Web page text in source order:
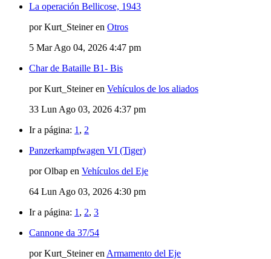
La operación Bellicose, 1943
por Kurt_Steiner en Otros
5 Mar Ago 04, 2026 4:47 pm
Char de Bataille B1- Bis
por Kurt_Steiner en Vehículos de los aliados
33 Lun Ago 03, 2026 4:37 pm
Ir a página: 1 , 2
Panzerkampfwagen VI (Tiger)
por Olbap en Vehículos del Eje
64 Lun Ago 03, 2026 4:30 pm
Ir a página: 1 , 2, 3
Cannone da 37/54
por Kurt_Steiner en Armamento del Eje